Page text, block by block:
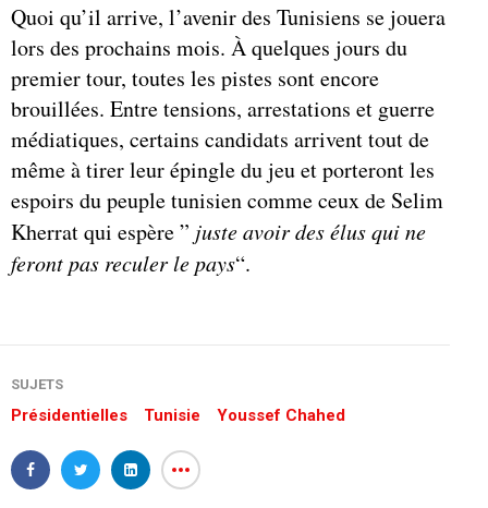
Quoi qu’il arrive, l’avenir des Tunisiens se jouera
lors des prochains mois. À quelques jours du
premier tour, toutes les pistes sont encore
brouillées. Entre tensions, arrestations et guerre
médiatiques, certains candidats arrivent tout de
même à tirer leur épingle du jeu et porteront les
espoirs du peuple tunisien comme ceux de Selim
Kherrat qui espère ” juste avoir des élus qui ne
feront pas reculer le pays“.
SUJETS
Présidentielles Tunisie Youssef Chahed